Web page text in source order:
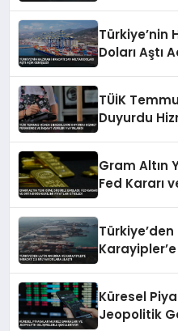
Türkiye’nin
Doları Aştı
TÜİK
Duyurdu
Gram Altın
Fed Kararı
Küresel
Jeopolitik